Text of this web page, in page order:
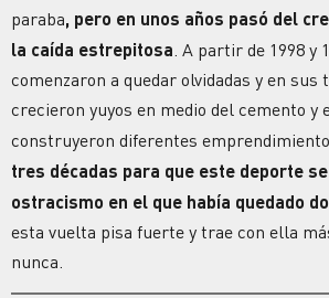
paraba, pero en unos años pasó del
la caída estrepitosa . A partir de 1998 y
comenzaron a quedar olvidadas y en sus
crecieron yuyos en medio del cemento y
construyeron diferentes
tres décadas para que este deporte
ostracismo en el que había quedado
esta vuelta pisa fuerte y trae con ella
nunca.